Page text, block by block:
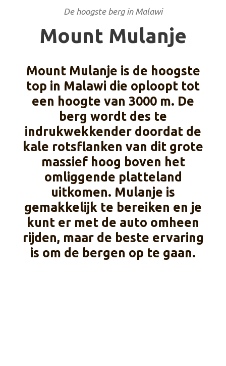
De hoogste berg in Malawi
Mount Mulanje
Mount Mulanje is de hoogste
top in Malawi die oploopt tot
een hoogte van 3000 m. De
berg wordt des te
indrukwekkender doordat de
kale rotsflanken van dit grote
massief hoog boven het
omliggende platteland
uitkomen. Mulanje is
gemakkelijk te bereiken en je
kunt er met de auto omheen
rijden, maar de beste ervaring
is om de bergen op te gaan.